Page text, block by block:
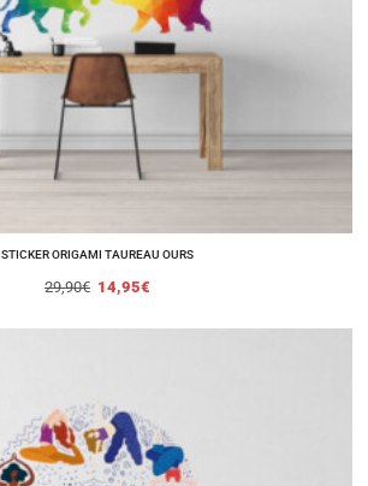
STICKER ORIGAMI TAUREAU OURS
29,90€ 14,95€